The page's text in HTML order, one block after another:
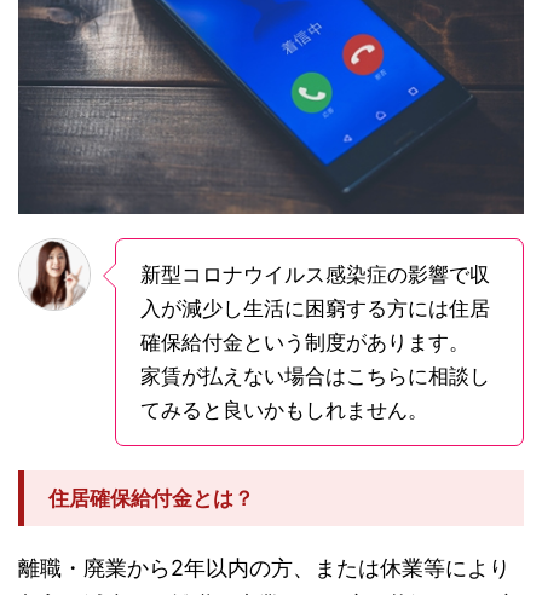
新型コロナウイルス感染症の影響で収
入が減少し生活に困窮する方には住居
確保給付金という制度があります。
家賃が払えない場合はこちらに相談し
てみると良いかもしれません。
住居確保給付金とは？
離職・廃業から2年以内の方、または休業等により